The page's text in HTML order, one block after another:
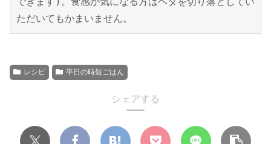
ただいてもかまいません。
レシピ 平日の時短ごはん
シェアする